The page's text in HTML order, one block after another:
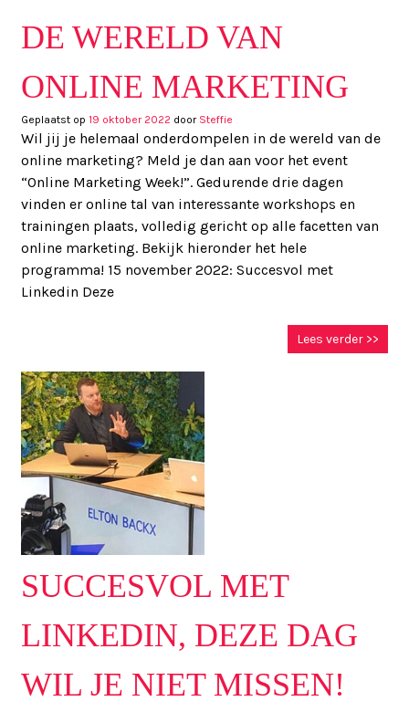
DE WERELD VAN
ONLINE MARKETING
Geplaatst op 19 oktober 2022 door Steffie
Wil jij je helemaal onderdompelen in de wereld van de
online marketing? Meld je dan aan voor het event
“Online Marketing Week!”. Gedurende drie dagen
vinden er online tal van interessante workshops en
trainingen plaats, volledig gericht op alle facetten van
online marketing. Bekijk hieronder het hele
programma! 15 november 2022: Succesvol met
Linkedin Deze
Lees verder >>
SUCCESVOL MET
LINKEDIN, DEZE DAG
WIL JE NIET MISSEN!